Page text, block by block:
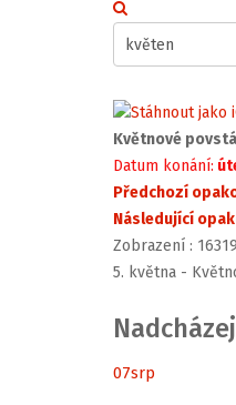
Květnové
Datum konání:
Předchozí
Následující
Zobrazení : 16319
5. května -
07srp